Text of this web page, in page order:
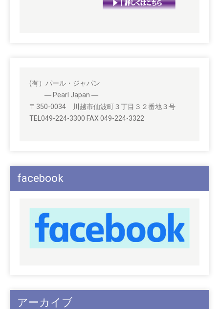
(有）パール・ジャパン
― Pearl Japan ―
〒350-0034 川越市仙波町３丁目３２番地３号
TEL049-224-3300 FAX 049-224-3322
facebook
アーカイブ